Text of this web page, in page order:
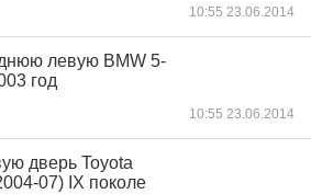
10:55 23.06.2014
левую BMW 5-
год
10:55 23.06.2014
дверь Toyota
07) IX поколе